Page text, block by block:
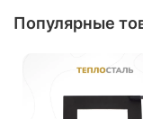
Популярные